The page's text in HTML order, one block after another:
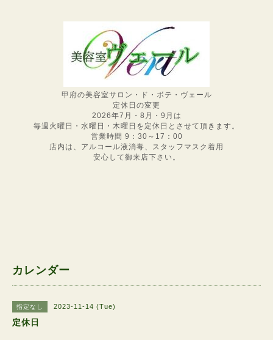
甲府の美容室サロン・ド・ボテ・ヴェール
定休日の変更
2026年7月・8月・9月は
毎週火曜日・水曜日・木曜日を定休日とさせて頂きます。
営業時間 9：30～17：00
店内は、アルコール液消毒、スタッフマスク着用
安心して御来店下さい。
カレンダー
指定なし 2023-11-14 (Tue)
定休日